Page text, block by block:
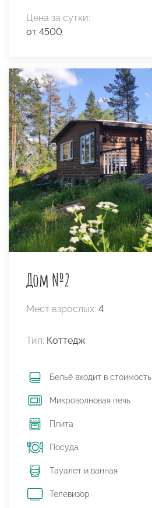
Цена за сутки:
от 4500
Дом №2
Мест взрослых: 4
Тип: Коттедж
Бельё входит в стоимость
Микроволновая печь
Плита
Посуда
Тауалет и ванная
Телевизор